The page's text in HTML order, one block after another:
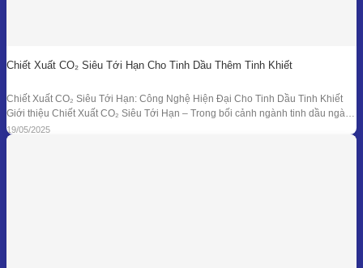
Chiết Xuất CO₂ Siêu Tới Hạn Cho Tinh Dầu Thêm Tinh Khiết
Chiết Xuất CO₂ Siêu Tới Hạn: Công Nghệ Hiện Đại Cho Tinh Dầu Tinh Khiết
Giới thiệu Chiết Xuất CO₂ Siêu Tới Hạn – Trong bối cảnh ngành tinh dầu ngày
càng đồi hỏi cao về độ tinh khiết, tính an toàn và hiệu quả sinh học, phương
pháp chiết xuất bằng CO₂ siêu tới
19/05/2025